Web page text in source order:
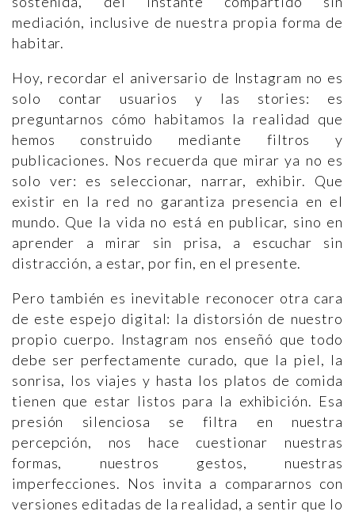
mediación, inclusive de nuestra propia forma de
habitar.
Hoy, recordar el aniversario de Instagram no es
solo contar usuarios y las stories: es
preguntarnos cómo habitamos la realidad que
hemos construido mediante filtros y
publicaciones. Nos recuerda que mirar ya no es
solo ver: es seleccionar, narrar, exhibir. Que
existir en la red no garantiza presencia en el
mundo. Que la vida no está en publicar, sino en
aprender a mirar sin prisa, a escuchar sin
distracción, a estar, por fin, en el presente.
Pero también es inevitable reconocer otra cara
de este espejo digital: la distorsión de nuestro
propio cuerpo. Instagram nos enseñó que todo
debe ser perfectamente curado, que la piel, la
sonrisa, los viajes y hasta los platos de comida
tienen que estar listos para la exhibición. Esa
presión silenciosa se filtra en nuestra
percepción, nos hace cuestionar nuestras
formas, nuestros gestos, nuestras
imperfecciones. Nos invita a compararnos con
versiones editadas de la realidad, a sentir que lo